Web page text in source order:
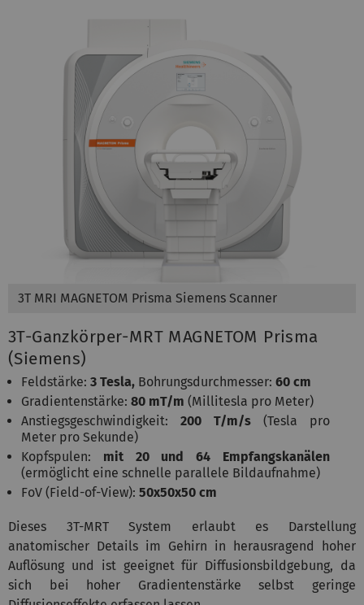
3T MRI MAGNETOM Prisma Siemens Scanner
3T-Ganzkörper-MRT MAGNETOM Prisma
(Siemens)
Feldstärke: 3 Tesla, Bohrungsdurchmesser: 60 cm
Gradientenstärke: 80 mT/m (Millitesla pro Meter)
Anstiegsgeschwindigkeit: 200 T/m/s (Tesla pro
Meter pro Sekunde)
Kopfspulen: mit 20 und 64 Empfangskanälen
(ermöglicht eine schnelle parallele Bildaufnahme)
FoV (Field-of-View): 50x50x50 cm
Dieses 3T-MRT System erlaubt es Darstellung
anatomischer Details im Gehirn in herausragend hoher
Auflösung und ist geeignet für Diffusionsbildgebung, da
sich bei hoher Gradientenstärke selbst geringe